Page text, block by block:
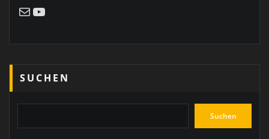
E-MailYouTube
SUCHEN
Suchen